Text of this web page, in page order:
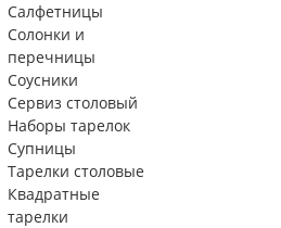
Салфетницы
Солонки и
перечницы
Соусники
Сервиз столовый
Наборы тарелок
Супницы
Тарелки столовые
Квадратные
тарелки